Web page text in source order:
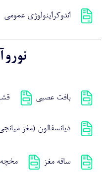
اندوکراینولوژی عمومی
بافت عصبی
دیانسفالون (مغز
ساقه مغز مخچه